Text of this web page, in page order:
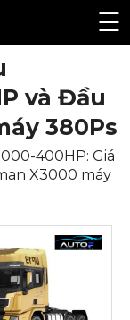
☰
và Đầu
380Ps
400HP: Giá
X3000 máy